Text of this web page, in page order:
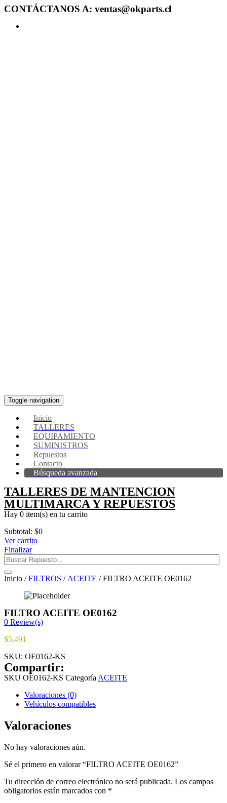
CONTÁCTANOS A: ventas@okparts.cl
Toggle navigation
Inicio
TALLERES
EQUIPAMIENTO
SUMINISTROS
Repuestos
Contacto
Búsqueda avanzada
TALLERES DE MANTENCION
MULTIMARCA Y REPUESTOS
Hay 0 item(s) en tu carrito
Subtotal: $0
Ver carrito
Finalizar
Inicio /FILTROS / ACEITE / FILTRO ACEITE OE0162
FILTRO ACEITE OE0162
0 Review(s)
$5.491
SKU: OE0162-KS
Compartir:
SKU OE0162-KS Categoría ACEITE
Valoraciones (0)
Vehículos compatibles
Valoraciones
No hay valoraciones aún.
Sé el primero en valorar “FILTRO ACEITE OE0162”
Tu dirección de correo electrónico no será publicada. Los campos
obligatorios están marcados con *